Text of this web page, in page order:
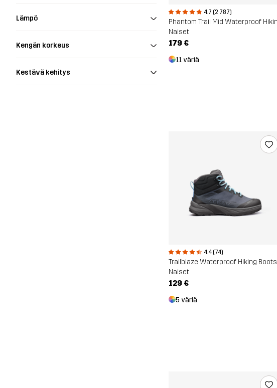
Lämpö
Kengän korkeus
Kestävä kehitys
4.7 (2 787)
Naiset
179 €
11 väriä
4.4 (74)
Trailblaze Waterproof Hiking Boots
Naiset
129 €
5 väriä